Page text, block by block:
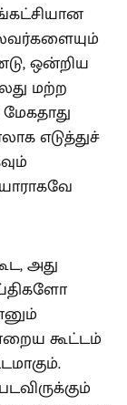
ஒன்றிய
மற்ற
எடுத்துச்
அது
கூட்டம்